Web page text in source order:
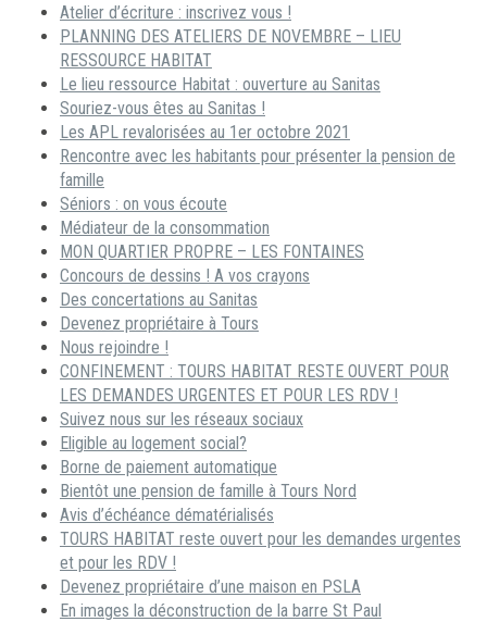
Atelier d’écriture : inscrivez vous !
PLANNING DES ATELIERS DE NOVEMBRE – LIEU
RESSOURCE HABITAT
Le lieu ressource Habitat : ouverture au Sanitas
Souriez-vous êtes au Sanitas !
Les APL revalorisées au 1er octobre 2021
Rencontre avec les habitants pour présenter la pension de
famille
Séniors : on vous écoute
Médiateur de la consommation
MON QUARTIER PROPRE – LES FONTAINES
Concours de dessins ! A vos crayons
Des concertations au Sanitas
Devenez propriétaire à Tours
Nous rejoindre !
CONFINEMENT : TOURS HABITAT RESTE OUVERT POUR
LES DEMANDES URGENTES ET POUR LES RDV !
Suivez nous sur les réseaux sociaux
Eligible au logement social?
Borne de paiement automatique
Bientôt une pension de famille à Tours Nord
Avis d’échéance dématérialisés
TOURS HABITAT reste ouvert pour les demandes urgentes
et pour les RDV !
Devenez propriétaire d’une maison en PSLA
En images la déconstruction de la barre St Paul